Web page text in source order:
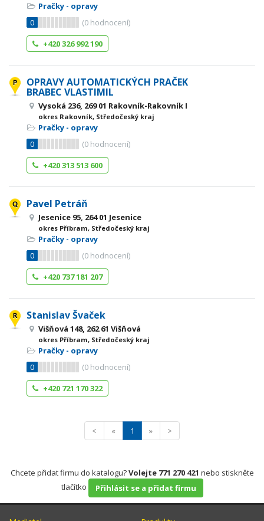
Pračky - opravy
0
(0 hodnocení)
+420 326 992 190
OPRAVY AUTOMATICKÝCH PRAČEK
BRABEC VLASTIMIL
Vysoká 236, 269 01 Rakovník-Rakovník I
okres Rakovník, Středočeský kraj
Pračky - opravy
0
(0 hodnocení)
+420 313 513 600
Pavel Petráň
Jesenice 95, 264 01 Jesenice
okres Příbram, Středočeský kraj
Pračky - opravy
0
(0 hodnocení)
+420 737 181 207
Stanislav Švaček
Višňová 148, 262 61 Višňová
okres Příbram, Středočeský kraj
Pračky - opravy
0
(0 hodnocení)
+420 721 170 322
< « 1 » >
Chcete přidat firmu do katalogu?Volejte 771 270 421 nebo stiskněte
tlačítko
Přihlásit se a přidat firmu